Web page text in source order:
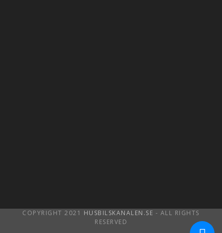
COPYRIGHT 2021 HUSBILSKANALEN.SE - ALL RIGHTS
RESERVED